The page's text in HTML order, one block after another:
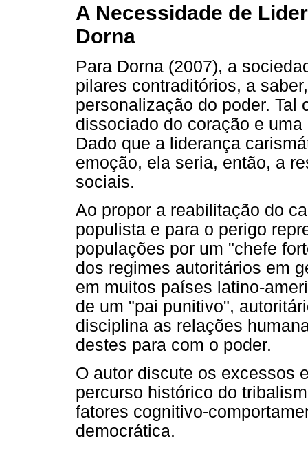
A Necessidade de
Dorna
Para Dorna (2007), a
pilares contraditórios, a
personalização do poder. Tal
dissociado do coração e
Dado que a liderança
emoção, ela seria, então, a
sociais.
Ao propor a reabilitação do
populista e para o perigo
populações por um "chefe
dos regimes autoritários em
em muitos países latino-
de um "pai punitivo",
disciplina as relações
destes para com o poder.
O autor discute os excessos
percurso histórico do
fatores cognitivo-
democrática.